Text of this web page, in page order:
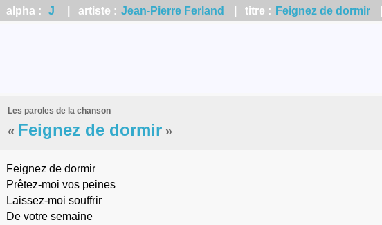
| alpha : J | artiste : Jean-Pierre Ferland | titre : Feignez de dormir
Les paroles de la chanson
« Feignez de dormir »
Feignez de dormir
Prêtez-moi vos peines
Laissez-moi souffrir
De votre semaine